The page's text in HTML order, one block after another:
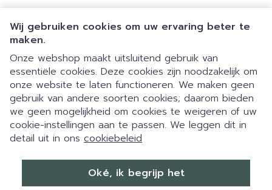
Wij gebruiken cookies om uw ervaring beter te
maken.
Onze webshop maakt uitsluitend gebruik van
essentiële cookies. Deze cookies zijn noodzakelijk om
onze website te laten functioneren. We maken geen
gebruik van andere soorten cookies; daarom bieden
we geen mogelijkheid om cookies te weigeren of uw
cookie-instellingen aan te passen. We leggen dit in
detail uit in ons cookiebeleid
Oké, ik begrijp het
1 van 1
Eigen parking | 24/7 automaat |
Juridische links